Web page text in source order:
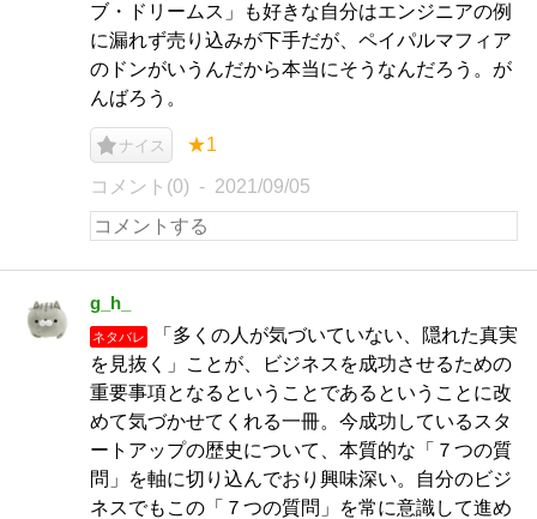
ブ・ドリームス」も好きな自分はエンジニアの例
に漏れず売り込みが下手だが、ペイパルマフィア
のドンがいうんだから本当にそうなんだろう。が
んばろう。
ナイス ★1
コメント(0) 2021/09/05
g_h_
ネタバレ
「多くの人が気づいていない、隠れた真実
を見抜く」ことが、ビジネスを成功させるための
重要事項となるということであるということに改
めて気づかせてくれる一冊。今成功しているスタ
ートアップの歴史について、本質的な「７つの質
問」を軸に切り込んでおり興味深い。自分のビジ
ネスでもこの「７つの質問」を常に意識して進め